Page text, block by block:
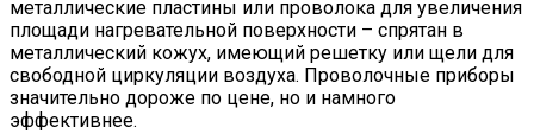
металлические пластины или проволока для увеличения
площади нагревательной поверхности – спрятан в
металлический кожух, имеющий решетку или щели для
свободной циркуляции воздуха. Проволочные приборы
значительно дороже по цене, но и намного
эффективнее.